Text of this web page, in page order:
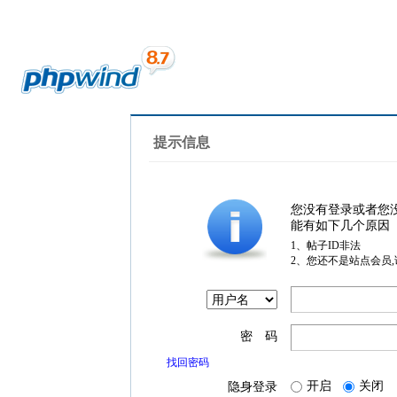
提示信息
您没有登录或者您
能有如下几个原因
1、帖子ID非法
2、您还不是站点会员
密 码
找回密码
隐身登录 开启 关闭